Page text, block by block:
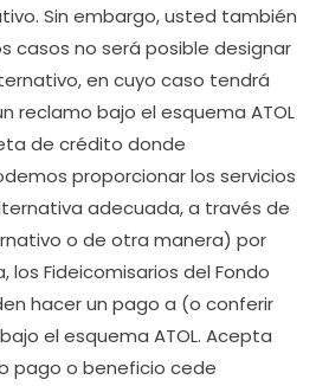
Sin embargo, usted también
casos no será posible designar
en cuyo caso tendrá
reclamo bajo el esquema ATOL
de crédito donde
proporcionar los servicios
adecuada, a través de
o de otra manera) por
los Fideicomisarios del Fondo
hacer un pago a (o conferir
el esquema ATOL. Acepta
pago o beneficio cede